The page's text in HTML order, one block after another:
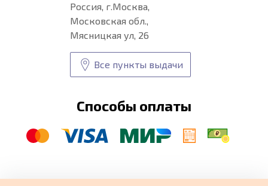
Россия, г.Москва,
Московская обл.,
Мясницкая ул, 26
Все пункты выдачи
Способы оплаты